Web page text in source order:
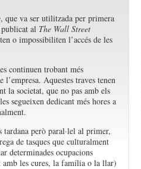
, que va ser utilitzada per primera
al The Wall Street
o impossibiliten l’accés de les
continuen trobant més
Aquestes traves tenen
la societat, que no pas amb els
segueixen dedicant més hores a
però paral·lel al primer,
de tasques que culturalment
determinades ocupacions
les cures, la família o la llar)